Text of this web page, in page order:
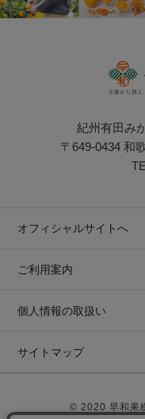
紀州有田み
〒649-0434 和
オフィシャルサイトへ
ご利用案内
個人情報の取扱い
サイトマップ
© 2020 早和果